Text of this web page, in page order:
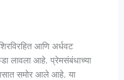
आणि अर्धवट
लावला आहे. प्रेमसंबंधाच्या
समोर आले आहे. या